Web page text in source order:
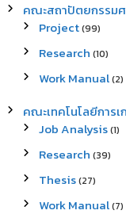
คณะสถาปัตยกรรม
Project(99)
Research (10)
Work Manual(2)
คณะเทคโนโลยีการ
Job Analysis(1)
Research (39)
Thesis(27)
Work Manual(7)